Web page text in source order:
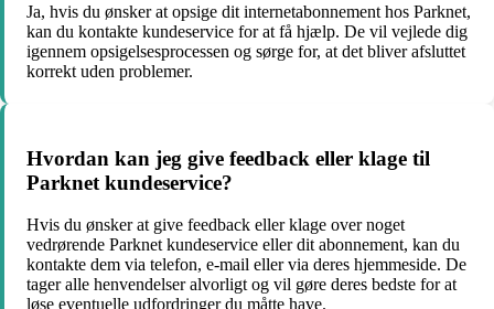
Ja, hvis du ønsker at opsige dit internetabonnement hos Parknet,
kan du kontakte kundeservice for at få hjælp. De vil vejlede dig
igennem opsigelsesprocessen og sørge for, at det bliver afsluttet
korrekt uden problemer.
Hvordan kan jeg give feedback eller klage til
Parknet kundeservice?
Hvis du ønsker at give feedback eller klage over noget
vedrørende Parknet kundeservice eller dit abonnement, kan du
kontakte dem via telefon, e-mail eller via deres hjemmeside. De
tager alle henvendelser alvorligt og vil gøre deres bedste for at
løse eventuelle udfordringer du måtte have.